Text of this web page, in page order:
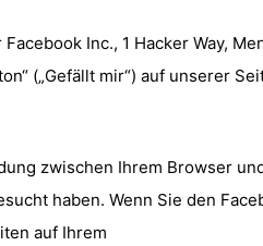
Inc., 1 Hacker Way,
(„Gefällt mir“) auf unserer
zwischen Ihrem Browser
haben. Wenn Sie den
auf Ihrem